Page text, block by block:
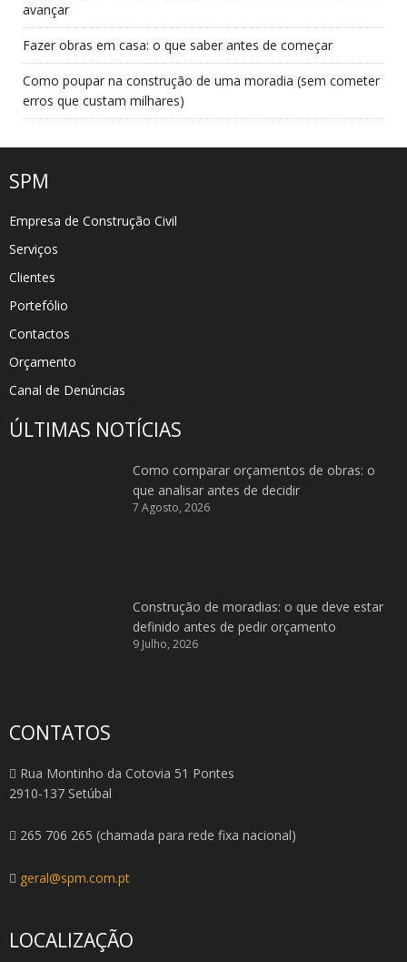
avançar
Fazer obras em casa: o que saber antes de começar
Como poupar na construção de uma moradia (sem cometer
erros que custam milhares)
SPM
Empresa de Construção Civil
Serviços
Clientes
Portefólio
Contactos
Orçamento
Canal de Denúncias
ÚLTIMAS NOTÍCIAS
Como comparar orçamentos de obras: o
que analisar antes de decidir
7 Agosto, 2026
Construção de moradias: o que deve estar
definido antes de pedir orçamento
9 Julho, 2026
CONTATOS
Rua Montinho da Cotovia 51 Pontes
2910-137 Setúbal
265 706 265 (chamada para rede fixa nacional)
geral@spm.com.pt
LOCALIZAÇÃO